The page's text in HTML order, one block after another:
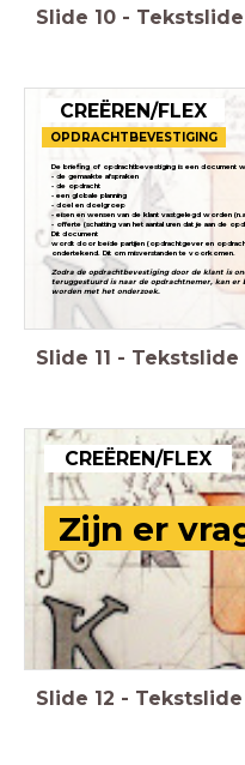
Slide 10 - Tekstslide
De briefing of opdrachtbevestiging is een document
• de gemaakte afspraken
• de opdracht
• een globale planning
• doel en doelgroep
• eisen en wensen van de klant vastgelegd worden
• offerte (schatting van het aantal uren dat je aan de
Dit document
wordt door beide partijen (opdrachtgever en
ondertekend. Dit om misverstanden te voorkomen.
Zodra de opdrachtbevestiging door de klant is
teruggestuurd is naar de opdrachtnemer, kan er
worden met het onderzoek.
CREËREN/FLEX
OPDRACHTBEVESTIGING
Slide 11 - Tekstslide
Zijn er
CREËREN/FLEX
Slide 12 - Tekstslide